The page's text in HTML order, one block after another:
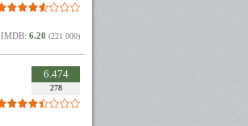
IMDB: 6.20 (221 000)
6.474
278